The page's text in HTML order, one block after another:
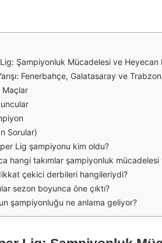
Şampiyonluk Mücadelesi ve Heyecan
Fenerbahçe, Galatasaray ve
Maçlar
Sorular)
Lig şampiyonu kim oldu?
hangi takımlar şampiyonluk mücadelesi
çekici derbileri hangileriydi?
sezon boyunca öne çıktı?
şampiyonluğu ne anlama geliyor?